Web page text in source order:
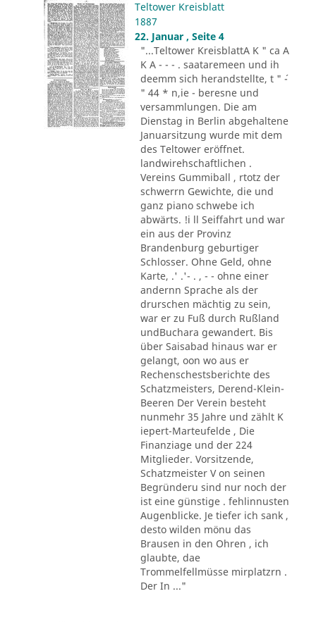
Teltower Kreisblatt
1887
22. Januar , Seite 4
"...Teltower KreisblattA K " ca A
K A - - - . saataremeen und ih
deemm sich herandstellte, t " ´-
" 44 * n,ie - beresne und
versammlungen. Die am
Dienstag in Berlin abgehaltene
Januarsitzung wurde mit dem
des Teltower eröffnet.
landwirehschaftlichen .
Vereins Gummiball , rtotz der
schwerrn Gewichte, die und
ganz piano schwebe ich
abwärts. !i ll Seiffahrt und war
ein aus der Provinz
Brandenburg geburtiger
Schlosser. Ohne Geld, ohne
Karte, .' .'- . , - - ohne einer
andernn Sprache als der
drurschen mächtig zu sein,
war er zu Fuß durch Rußland
undBuchara gewandert. Bis
über Saisabad hinaus war er
gelangt, oon wo aus er
Rechenschestsberichte des
Schatzmeisters, Derend-Klein-
Beeren Der Verein besteht
nunmehr 35 Jahre und zählt K
iepert-Marteufelde , Die
Finanziage und der 224
Mitglieder. Vorsitzende,
Schatzmeister V on seinen
Begründeru sind nur noch der
ist eine günstige . fehlinnusten
Augenblicke. Je tiefer ich sank ,
desto wilden mönu das
Brausen in den Ohren , ich
glaubte, dae
Trommelfellmüsse mirplatzrn .
Der In ..."